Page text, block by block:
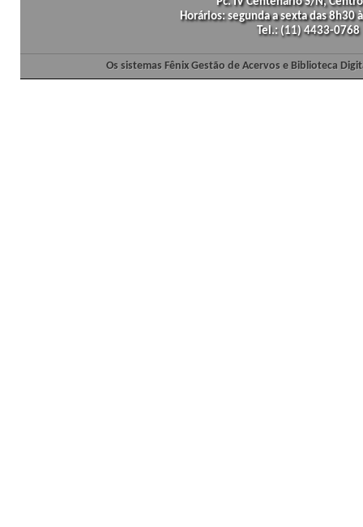
Horários: segunda a sexta das
Tel.: (11) 4433-
Os sistemas Fênix Gestão de Acervos e Biblioteca